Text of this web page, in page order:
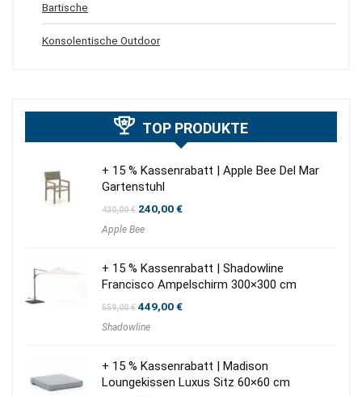
Bartische
Konsolentische Outdoor
TOP PRODUKTE
+ 15 % Kassenrabatt | Apple Bee Del Mar
Gartenstuhl
430,00€ Ursprünglicher
war:
240,00€Aktueller
Apple Bee
+ 15 % Kassenrabatt | Shadowline
Francisco Ampelschirm 300×300 cm
559,00€ Ursprünglicher
war:
449,00€Aktueller
Shadowline
+ 15 % Kassenrabatt | Madison
Loungekissen Luxus Sitz 60×60 cm